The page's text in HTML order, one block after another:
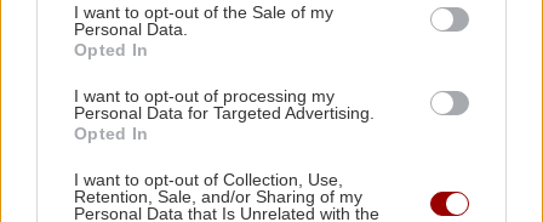
I want to opt-out of the Sale of my
Personal Data.
Opted In
I want to opt-out of processing my
Personal Data for Targeted Advertising.
Opted In
I want to opt-out of Collection, Use,
Retention, Sale, and/or Sharing of my
Personal Data that Is Unrelated with the
ΕΠΙΣΤΗΜΗ
3.000 ναυτικά μίλια χωρίς στάλα καυσίμου!
ΣΠΙΤΙ
Κατσαρίδα στο σπίτι - Πότε πρέπει να